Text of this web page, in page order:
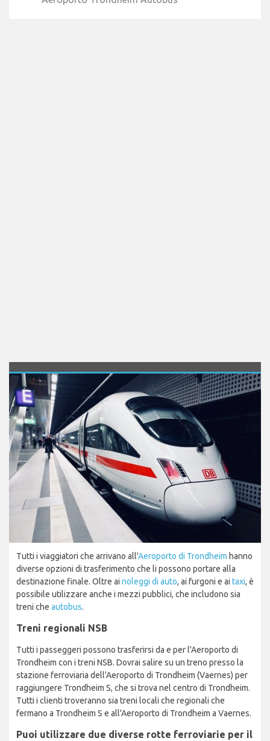
Tutti i viaggiatori che arrivano all'Aeroporto di Trondheim hanno
diverse opzioni di trasferimento che li possono portare alla
destinazione finale. Oltre ai noleggi di auto, ai furgoni e ai taxi, è
possibile utilizzare anche i mezzi pubblici, che includono sia
treni che autobus.
Treni regionali NSB
Tutti i passeggeri possono trasferirsi da e per l'Aeroporto di
Trondheim con i treni NSB. Dovrai salire su un treno presso la
stazione ferroviaria dell'Aeroporto di Trondheim (Vaernes) per
raggiungere Trondheim S, che si trova nel centro di Trondheim.
Tutti i clienti troveranno sia treni locali che regionali che
fermano a Trondheim S e all'Aeroporto di Trondheim a Vaernes.
Puoi utilizzare due diverse rotte ferroviarie per il